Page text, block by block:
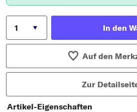
In den
Auf den
Zur
Artikel-Eigenschaften